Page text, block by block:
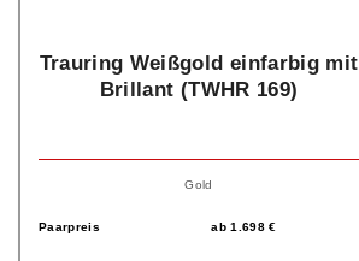
Trauring Weißgold einfarbig mit
Brillant (TWHR 169)
Gold
Paarpreis ab1.698€